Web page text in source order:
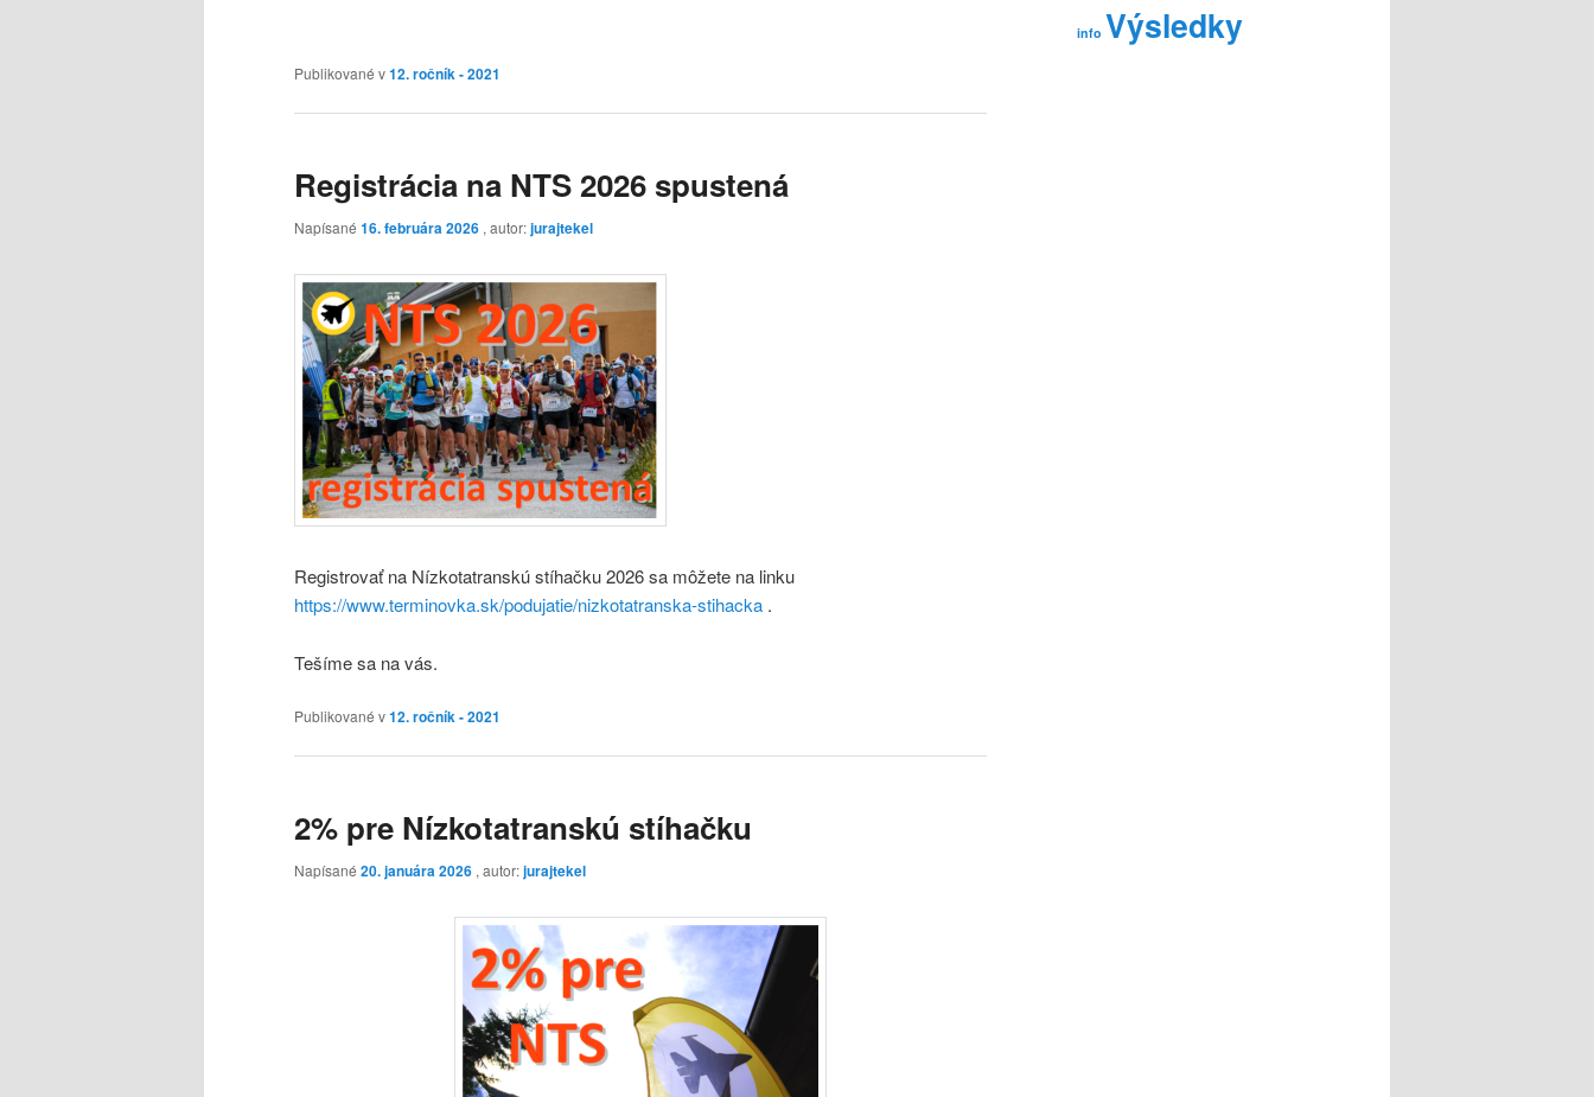
Publikované v12. ročník - 2021
Registrácia na NTS 2026 spustená
Napísané 16. februára 2026 , autor:jurajtekel
Registrovať na Nízkotatranskú stíhačku 2026 sa môžete na linku
https://www.terminovka.sk/podujatie/nizkotatranska-stihacka .
Tešíme sa na vás.
Publikované v12. ročník - 2021
2% pre Nízkotatranskú stíhačku
Napísané 20. januára 2026 , autor:jurajtekel
info Výsledky